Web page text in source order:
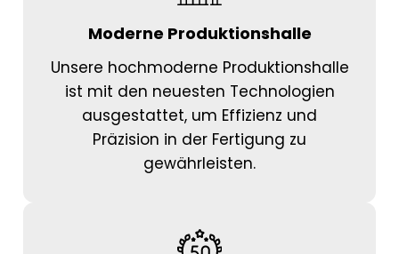
Moderne Produktionshalle
Unsere hochmoderne Produktionshalle
ist mit den neuesten Technologien
ausgestattet, um Effizienz und
Präzision in der Fertigung zu
gewährleisten.